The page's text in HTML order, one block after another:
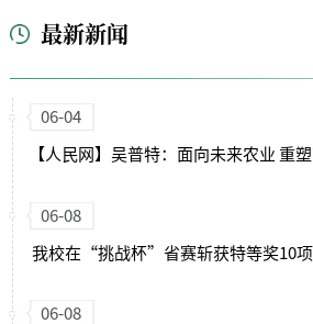
最新新闻
06-04
06-08
我校在“挑战杯”省赛斩获特等奖10项
06-08